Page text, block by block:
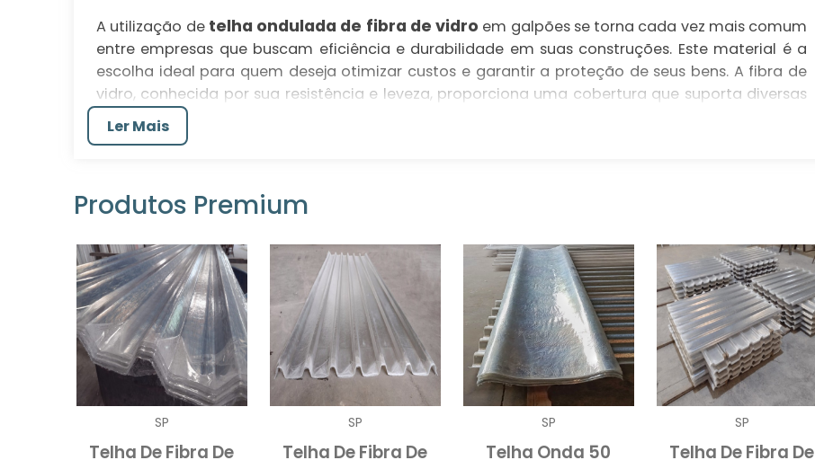
A utilização de telha ondulada de fibra de vidro em galpões se torna cada vez mais comum
entre empresas que buscam eficiência e durabilidade em suas construções. Este material é a
escolha ideal para quem deseja otimizar custos e garantir a proteção de seus bens. A fibra de
vidro, conhecida por sua resistência e leveza, proporciona uma cobertura que suporta diversas
condições climáticas, tornando-se indispensável para qualquer galpão que funcione como
centro de armazenagem ou de produção.
proporcionem um ambiente adequado para a operação das empresas, a telha de fibra de vidro
destaca-se. Sua capacidade de filtragem de luz natural significa que espaços cobertos por ela
requerem menos iluminação artificial durante o dia, resultando em economia de energia e um
ambiente de trabalho mais agradável.
BENEFÍCIOS DAS TELHAS DE FIBRA DE VIDRO
Astelhas onduladas de fibra de vidrooferecem uma gama de vantagens que as tornam
superiores a outros tipos de telhados. A primeira grande vantagem é a sua resistência a fatores
como corrosão e mofo, o que prolonga a vida útil do material e reduz os custos de manutenção
ao longo dos anos. Isso é especialmente importante para empresas que precisam manter seus
galpões em condições adequadas, sem interrupções ou gastos extras.
Ler Mais
Produtos Premium
SP
Telha De Fibra De
SP
Telha De Fibra De
SP
Telha Onda 50
SP
Telha De Fibra De